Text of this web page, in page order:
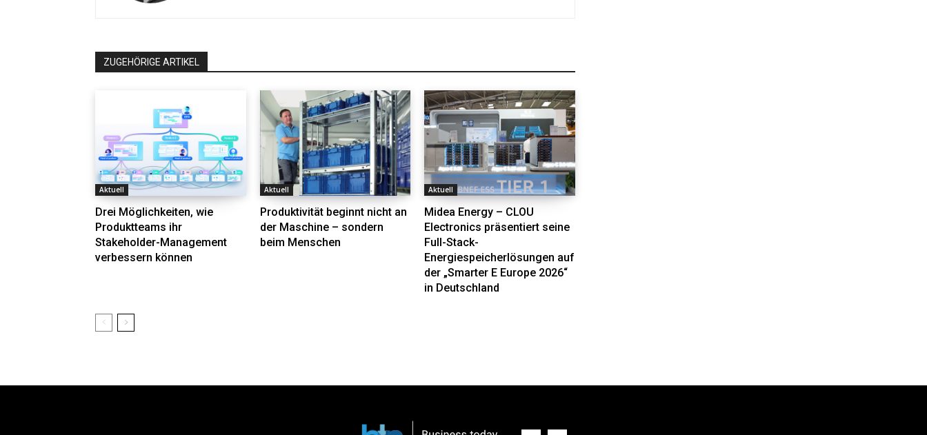
ZUGEHÖRIGE ARTIKEL
Aktuell
Drei Möglichkeiten, wie
Produktteams ihr
Stakeholder-Management
verbessern können
Aktuell
Produktivität beginnt nicht an
der Maschine – sondern
beim Menschen
Aktuell
Midea Energy – CLOU
Electronics präsentiert seine
Full-Stack-
Energiespeicherlösungen auf
der „Smarter E Europe 2026“
in Deutschland